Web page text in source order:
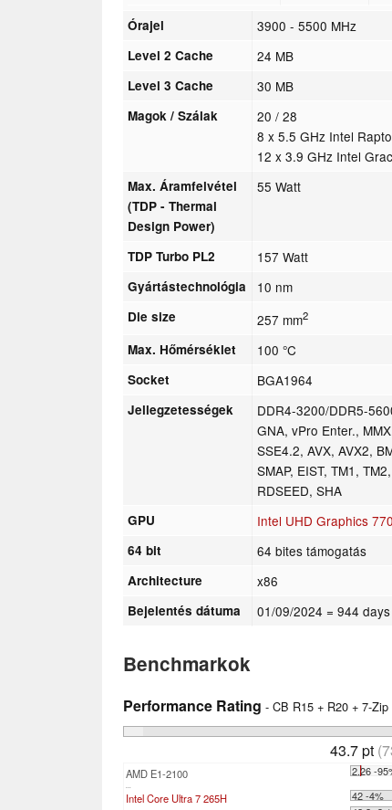
Órajel 3900 - 5500 MHz
Level 2 Cache 24 MB
Level 3 Cache 30 MB
Magok / Szálak
20 / 28
8 x 5.5 GHz Intel
12 x 3.9 GHz Intel
Max. Áramfelvétel
(TDP - Thermal
Design Power)
55 Watt
TDP Turbo PL2 157 Watt
Gyártástechnológia 10 nm
Die size 257 mm2
Max. Hőmérséklet 100 °C
Socket BGA1964
Jellegzetességek
DDR4-3200/DDR5-
GNA, vPro Enter.,
SSE4.2, AVX, AVX2,
SMAP, EIST, TM1,
RDSEED, SHA
GPU Intel UHD Graphics 770
64 bit 64 bites támogatás
Architecture x86
Bejelentés dátuma 01/09/2024 = 944
Benchmarkok
Performance Rating - CB R15 + R20 + 7-
43.7 pt
AMD E1-2100 2.26 -
Intel Core Ultra 7 265H
42 -4%